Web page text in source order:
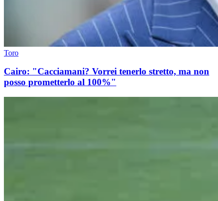
Toro
Cairo: "Cacciamani? Vorrei tenerlo stretto, ma non
posso prometterlo al 100%"